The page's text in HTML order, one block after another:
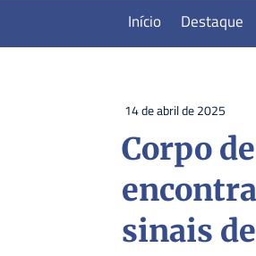
Início Destaque
14 de abril de 2025
Corpo
sinais